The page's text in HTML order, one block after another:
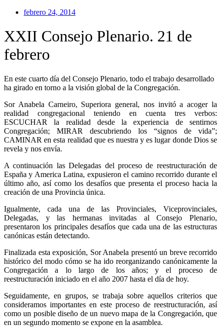
febrero 24, 2014
XXII Consejo Plenario. 21 de
febrero
En este cuarto día del Consejo Plenario, todo el trabajo desarrollado
ha girado en torno a la visión global de la Congregación.
Sor Anabela Carneiro, Superiora general, nos invitó a acoger la
realidad congregacional teniendo en cuenta tres verbos:
ESCUCHAR la realidad desde la experiencia de sentirnos
Congregación; MIRAR descubriendo los “signos de vida”;
CAMINAR en esta realidad que es nuestra y es lugar donde Dios se
revela y nos envía.
A continuación las Delegadas del proceso de reestructuración de
España y America Latina, expusieron el camino recorrido durante el
último año, así como los desafíos que presenta el proceso hacia la
creación de una Provincia única.
Igualmente, cada una de las Provinciales, Viceprovinciales,
Delegadas, y las hermanas invitadas al Consejo Plenario,
presentaron los principales desafíos que cada una de las estructuras
canónicas están detectando.
Finalizada esta exposición, Sor Anabela presentó un breve recorrido
histórico del modo cómo se ha ido reorganizando canónicamente la
Congregación a lo largo de los años; y el proceso de
reestructuración iniciado en el año 2007 hasta el día de hoy.
Seguidamente, en grupos, se trabaja sobre aquellos criterios que
consideramos importantes en este proceso de reestructuración, así
como un posible diseño de un nuevo mapa de la Congregación, que
en un segundo momento se expone en la asamblea.